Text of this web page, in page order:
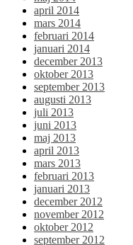
april 2014
mars 2014
februari 2014
januari 2014
december 2013
oktober 2013
september 2013
augusti 2013
juli 2013
juni 2013
maj 2013
april 2013
mars 2013
februari 2013
januari 2013
december 2012
november 2012
oktober 2012
september 2012